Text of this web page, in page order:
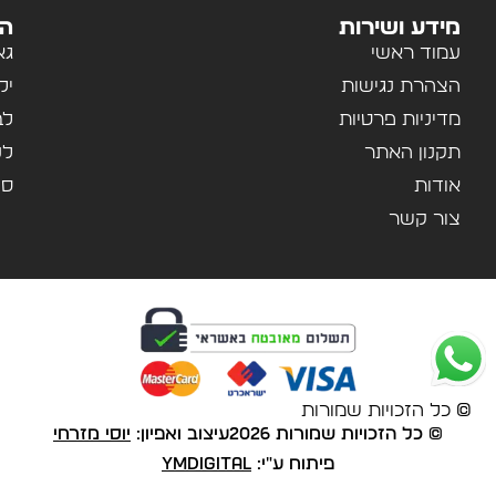
מידע ושירות
עמוד ראשי
הצהרת נגישות
מדיניות פרטיות
תקנון האתר
אודות
צור קשר
© כל הזכויות שמורות
© כל הזכויות שמורות 2026 עיצוב ואפיון: יוסי מזרחי
פיתוח ע"י: YMDigital